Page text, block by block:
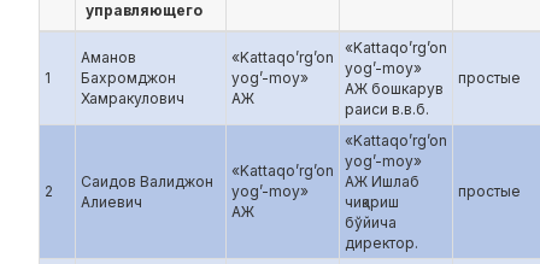
управляющего
1
Аманов
Бахромджон
Хамракулович
«Kattaqo’rg’on
yog’-moy»
АЖ
«Kattaqo’rg’on
yog’-moy»
АЖ бошкарув
раиси в.в.б.
простые
2
Саидов Валиджон
Алиевич
«Kattaqo’rg’on
yog’-moy»
АЖ
«Kattaqo’rg’on
yog’-moy»
АЖ Ишлаб
чиқариш
бўйича
директор.
простые